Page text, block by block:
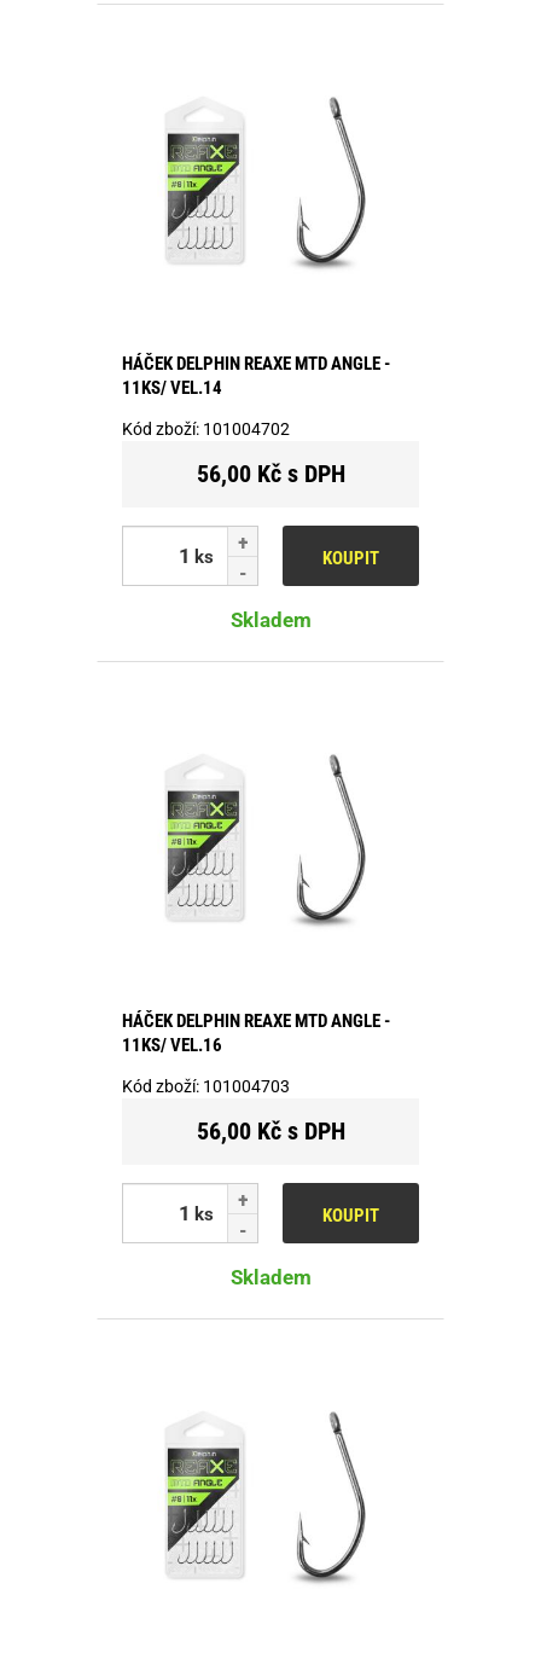
HÁČEK DELPHIN REAXE MTD ANGLE -
11KS/ VEL.14
Kód zboží: 101004702
56,00 Kč s DPH
ks KOUPIT
Skladem
HÁČEK DELPHIN REAXE MTD ANGLE -
11KS/ VEL.16
Kód zboží: 101004703
56,00 Kč s DPH
ks KOUPIT
Skladem